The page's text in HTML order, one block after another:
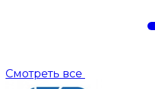
Смотреть все